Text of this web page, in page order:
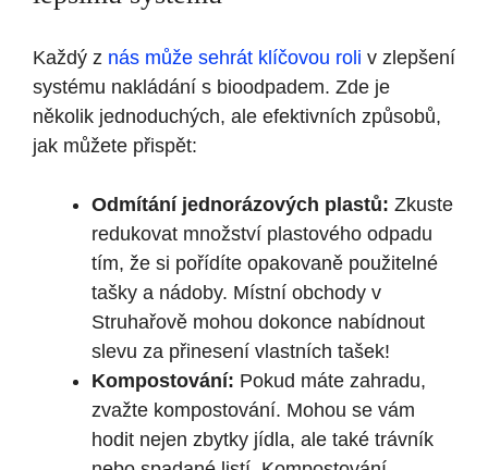
Každý z nás může sehrát klíčovou roli v zlepšení
systému nakládání s bioodpadem. Zde je
několik jednoduchých, ale efektivních způsobů,
jak můžete přispět:
Odmítání jednorázových plastů: Zkuste
redukovat množství plastového odpadu
tím, že si pořídíte opakovaně použitelné
tašky a nádoby. Místní obchody v
Struhařově mohou dokonce nabídnout
slevu za přinesení vlastních tašek!
Kompostování: Pokud máte zahradu,
zvažte kompostování. Mohou se vám
hodit nejen zbytky jídla, ale také trávník